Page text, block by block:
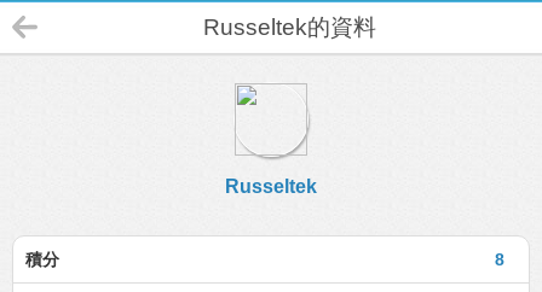
Russeltek的資料
Russeltek
8
積分